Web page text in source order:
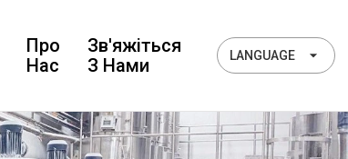
Про
Нас
Зв'яжіться
З Нами
LANGUAGE